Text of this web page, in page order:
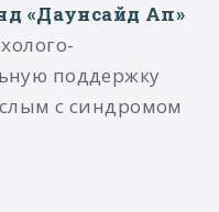
«Даунсайд Ап»
поддержку
с синдромом